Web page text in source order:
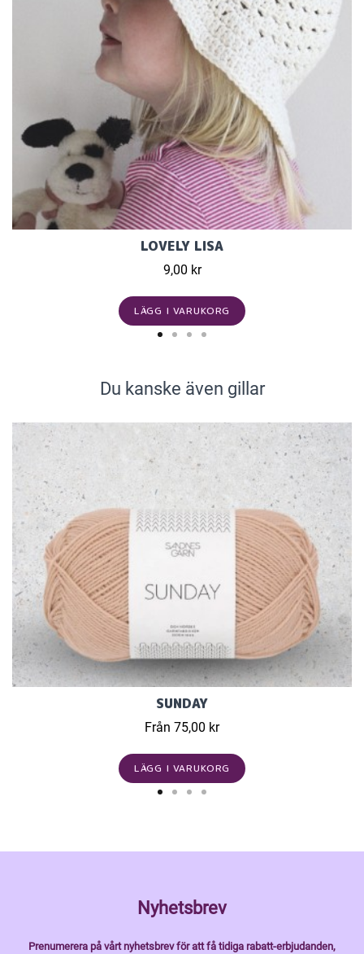
LOVELY LISA
9,00 kr
LÄGG I VARUKORG
Du kanske även gillar
SUNDAY
Från 75,00 kr
LÄGG I VARUKORG
Nyhetsbrev
Prenumerera på vårt nyhetsbrev för att få tidiga rabatt-erbjudanden,